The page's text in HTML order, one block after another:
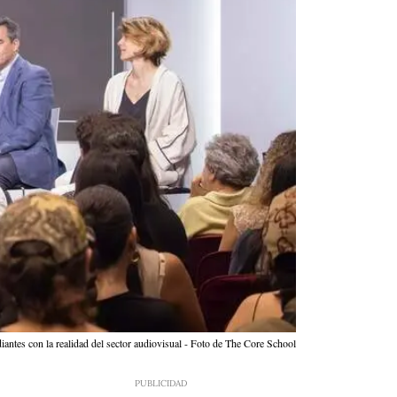
con la realidad del sector audiovisual - Foto de The Core School